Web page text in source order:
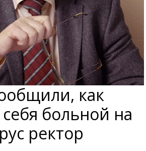
как
себя больной на
ректор